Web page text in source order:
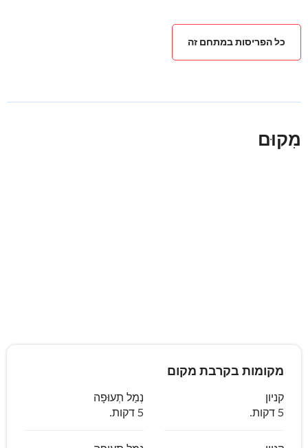
כל הפריסות במתחם זה
מִקוּם
מקומות בקרבת מקום
קניון
5 דקות.
נְמַל תְעוּפָה
5 דקות.